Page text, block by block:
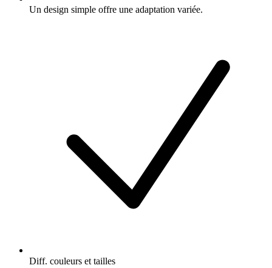
Un design simple offre une adaptation variée.
Diff. couleurs et tailles